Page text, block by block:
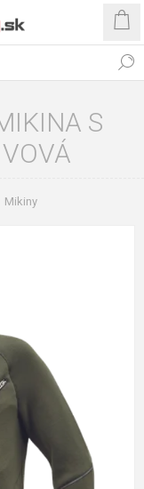
S
Mikiny